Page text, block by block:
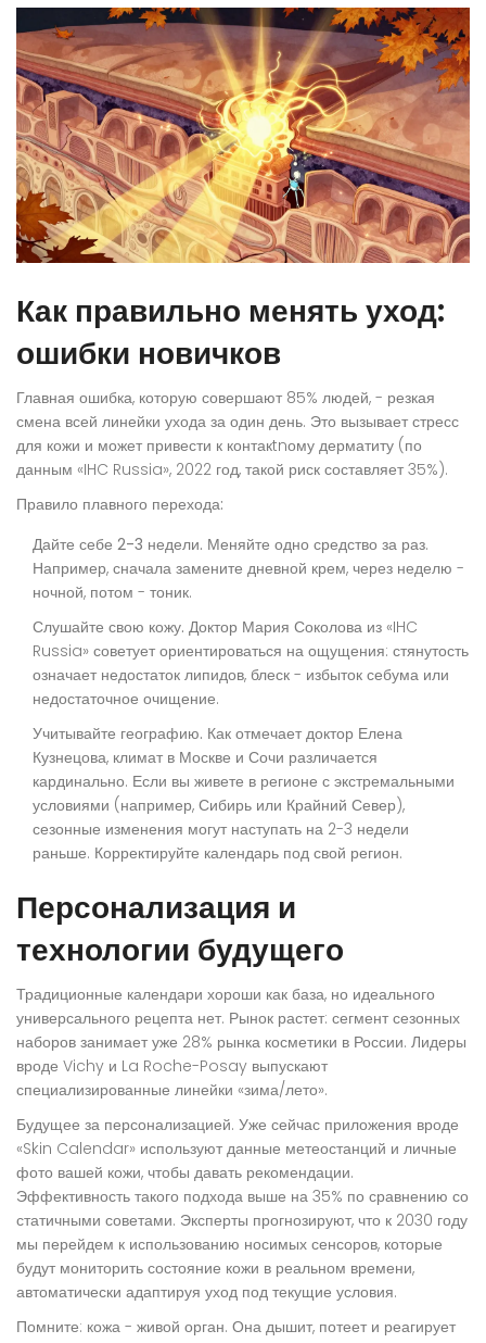
Как правильно менять уход:
ошибки новичков
Главная ошибка, которую совершают 85% людей, - резкая
смена всей линейки ухода за один день. Это вызывает стресс
для кожи и может привести к контакtnому дерматиту (по
данным «IHC Russia», 2022 год, такой риск составляет 35%).
Правило плавного перехода:
Дайте себе 2-3 недели. Меняйте одно средство за раз.
Например, сначала замените дневной крем, через неделю -
ночной, потом - тоник.
Слушайте свою кожу. Доктор Мария Соколова из «IHC
Russia» советует ориентироваться на ощущения: стянутость
означает недостаток липидов, блеск - избыток себума или
недостаточное очищение.
Учитывайте географию. Как отмечает доктор Елена
Кузнецова, климат в Москве и Сочи различается
кардинально. Если вы живете в регионе с экстремальными
условиями (например, Сибирь или Крайний Север),
сезонные изменения могут наступать на 2-3 недели
раньше. Корректируйте календарь под свой регион.
Персонализация и
технологии будущего
Традиционные календари хороши как база, но идеального
универсального рецепта нет. Рынок растет: сегмент сезонных
наборов занимает уже 28% рынка косметики в России. Лидеры
вроде Vichy и La Roche-Posay выпускают
специализированные линейки «зима/лето».
Будущее за персонализацией. Уже сейчас приложения вроде
«Skin Calendar» используют данные метеостанций и личные
фото вашей кожи, чтобы давать рекомендации.
Эффективность такого подхода выше на 35% по сравнению со
статичными советами. Эксперты прогнозируют, что к 2030 году
мы перейдем к использованию носимых сенсоров, которые
будут мониторить состояние кожи в реальном времени,
автоматически адаптируя уход под текущие условия.
Помните: кожа - живой орган. Она дышит, потеет и реагирует